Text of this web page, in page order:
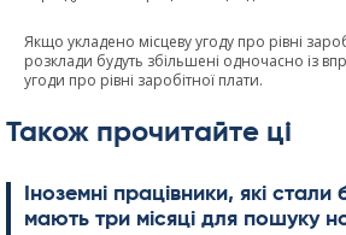
Якщо укладено місцеву угоду про рівні
розклади будуть збільшені одночасно із
угоди про рівні заробітної плати.
Також прочитайте ці
Іноземні працівники, які стали
мають три місяці для пошуку